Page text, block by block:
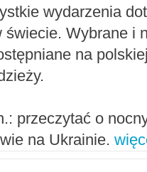
wydarzenia
świecie. Wybrane i
na
przeczytać o
na Ukrainie.